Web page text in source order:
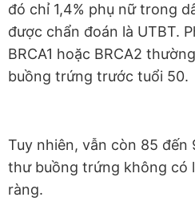
đó chỉ 1,4% phụ nữ trong
được chẩn đoán là UTBT.
BRCA1 hoặc BRCA2
buồng trứng trước tuổi 50.
Tuy nhiên, vẫn còn 85 đến
thư buồng trứng không có
ràng.